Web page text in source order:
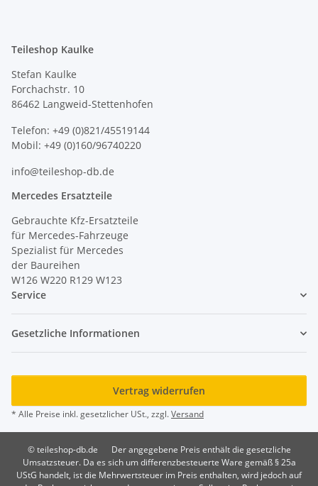
Teileshop Kaulke
Stefan Kaulke
Forchachstr. 10
86462 Langweid-Stettenhofen
Telefon: +49 (0)821/45519144
Mobil: +49 (0)160/96740220
info@teileshop-db.de
Mercedes Ersatzteile
Gebrauchte Kfz-Ersatzteile
für Mercedes-Fahrzeuge
Spezialist für Mercedes
der Baureihen
W126 W220 R129 W123
Service
Gesetzliche Informationen
Vertrag widerrufen
* Alle Preise inkl. gesetzlicher USt., zzgl.Versand
© teileshop-db.de
Der angegebene Preis enthält die gesetzliche
Umsatzsteuer. Da es sich um differenzbesteuerte Ware gemäß § 25a
UStG handelt, ist die Mehrwertsteuer im Preis enthalten, wird jedoch auf